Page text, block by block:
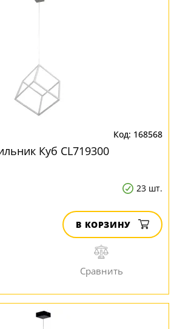
168568
Куб CL719300
23 шт.
В КОРЗИНУ